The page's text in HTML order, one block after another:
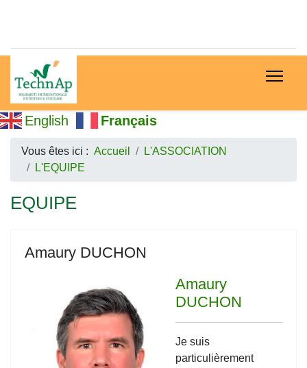
English Français
Vous êtes ici : Accueil
L'ASSOCIATION
L'EQUIPE
EQUIPE
Amaury DUCHON
Amaury
DUCHON
Je suis
particulièrement